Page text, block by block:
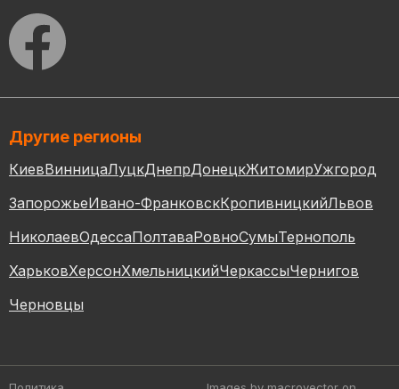
Другие регионы
КиевВинницаЛуцкДнепрДонецкЖитомирУжгород
ЗапорожьеИвано-ФранковскКропивницкийЛьвов
НиколаевОдессаПолтаваРовноСумыТернополь
ХарьковХерсонХмельницкийЧеркассыЧернигов
Черновцы